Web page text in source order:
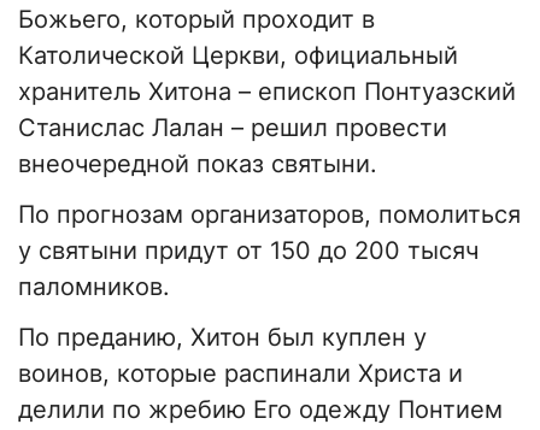
Божьего, который проходит в
Католической Церкви, официальный
хранитель Хитона – епископ Понтуазский
Станислас Лалан – решил провести
внеочередной показ святыни.
По прогнозам организаторов, помолиться
у святыни придут от 150 до 200 тысяч
паломников.
По преданию, Хитон был куплен у
воинов, которые распинали Христа и
делили по жребию Его одежду Понтием